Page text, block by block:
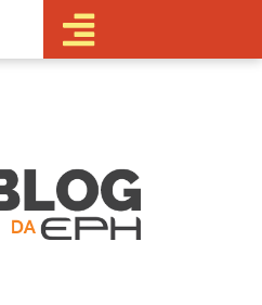
•Sobre a EPH
Lançamentos
Lançamentos
Em obras